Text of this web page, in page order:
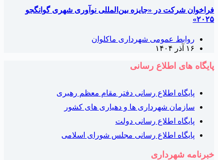
شرکت در «جایزه بین‌المللی نوآوری شهری گوانگجو
روابط عمومی شهرداری ماکلوان
۱۶ آذر ۱۴۰۴
های اطلاع رسانی
پایگاه اطلاع رسانی دفتر مقام معظم رهبری
سازمان شهرداری ها و دهیاری های کشور
پایگاه اطلاع رسانی دولت
پایگاه اطلاع رسانی مجلس شورای اسلامی
شهرداری